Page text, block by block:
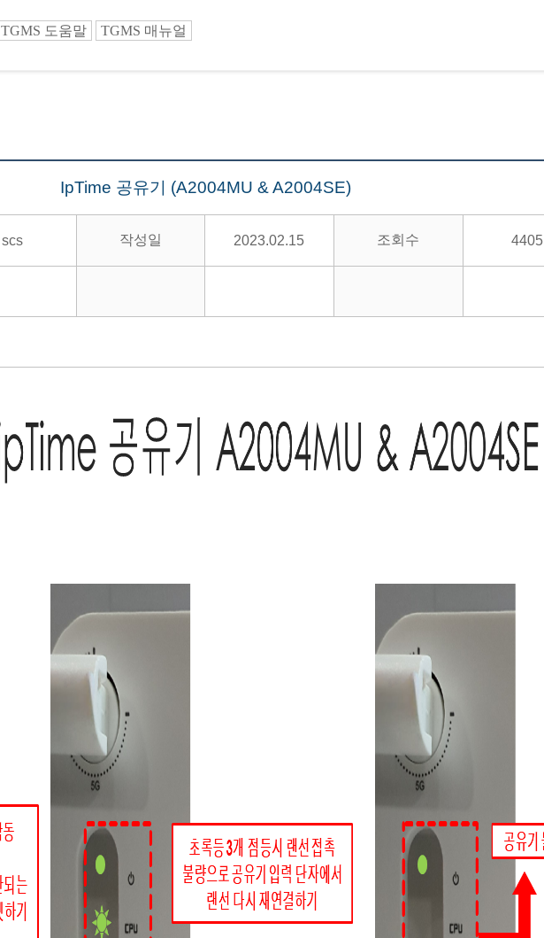
TGMS 도움말 TGMS 매뉴얼
IpTime 공유기 (A2004MU & A2004SE)
scs 작성일 2023.02.15 조회수 4405